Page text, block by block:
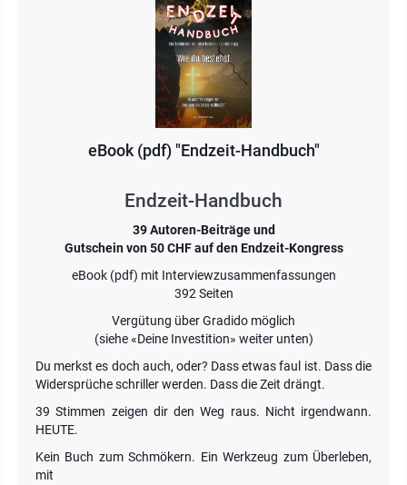
eBook (pdf) "Endzeit-Handbuch"
Endzeit-Handbuch
39 Autoren-Beiträge und
Gutschein von 50 CHF auf den Endzeit-Kongress
eBook (pdf) mit Interviewzusammenfassungen
392 Seiten
Vergütung über Gradido möglich
(siehe «Deine Investition» weiter unten)
Du merkst es doch auch, oder? Dass etwas faul ist. Dass die
Widersprüche schriller werden. Dass die Zeit drängt.
39 Stimmen zeigen dir den Weg raus. Nicht irgendwann.
HEUTE.
Kein Buch zum Schmökern. Ein Werkzeug zum Überleben,
mit